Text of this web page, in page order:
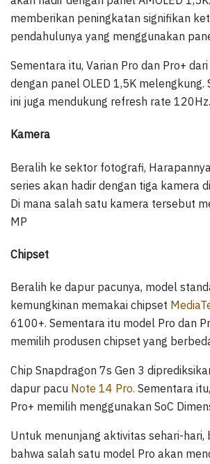
memberikan peningkatan signifikan
pendahulunya yang menggunakan
Sementara itu, Varian Pro dan Pro+
dengan panel OLED 1,5K melengkung.
ini juga mendukung refresh rate 120Hz.
Kamera
Beralih ke sektor fotografi, Harapannya
series akan hadir dengan tiga kamera
Di mana salah satu kamera tersebut
MP
Chipset
Beralih ke dapur pacunya, model
kemungkinan memakai chipset
6100+. Sementara itu model Pro dan
memilih produsen chipset yang
Chip Snapdragon 7s Gen 3
dapur pacu Note 14 Pro. Sementara
Pro+ memilih menggunakan SoC
Untuk menunjang aktivitas sehari-hari,
bahwa salah satu model Pro akan